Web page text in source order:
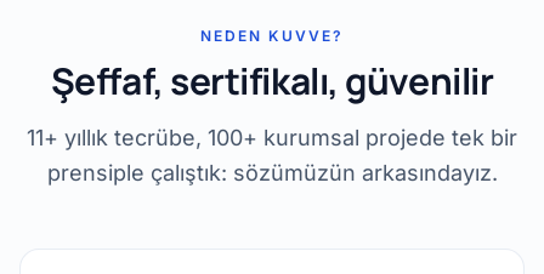
NEDEN KUVVE?
Şeffaf, sertifikalı, güvenilir
11+ yıllık tecrübe, 100+ kurumsal projede tek bir
prensiple çalıştık: sözümüzün arkasındayız.